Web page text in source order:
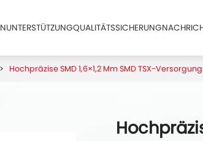
UNTERSTÜTZUNGQUALITÄTSSICHERUNG
Hochpräzise SMD 1,6×1,2 Mm SMD TSX-Versorgung